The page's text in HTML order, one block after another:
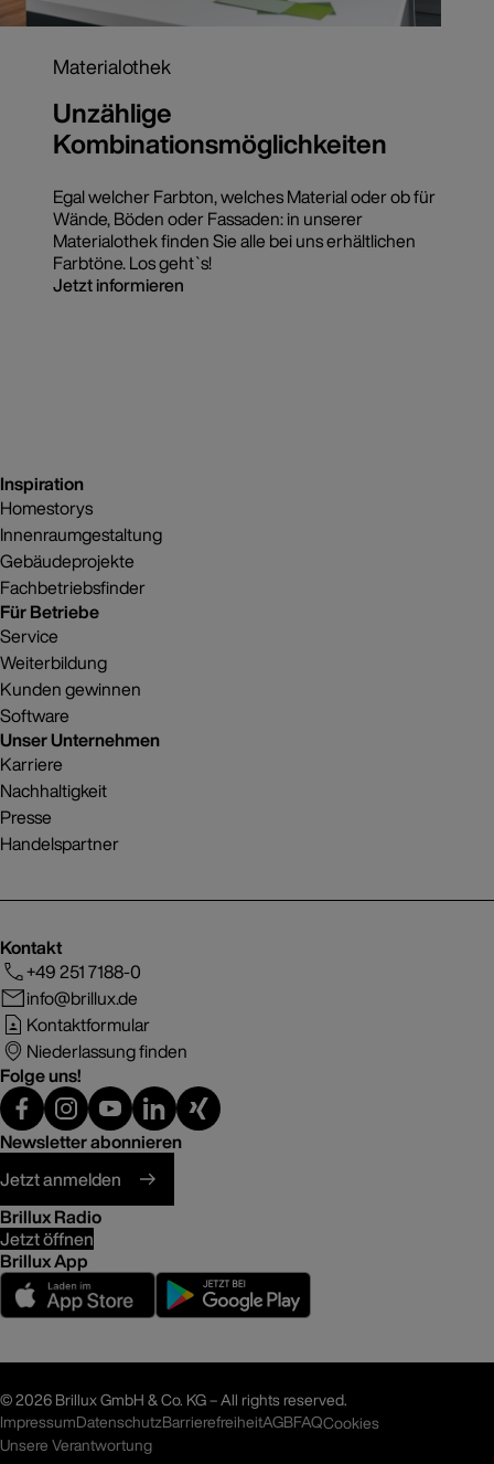
Materialothek
Unzählige
Kombinationsmöglichkeiten
Egal welcher Farbton, welches Material oder ob für
Wände, Böden oder Fassaden: in unserer
Materialothek finden Sie alle bei uns erhältlichen
Farbtöne. Los geht`s!
Jetzt informieren
Inspiration
Homestorys
Innenraumgestaltung
Gebäudeprojekte
Fachbetriebsfinder
Für Betriebe
Service
Weiterbildung
Kunden gewinnen
Software
Unser Unternehmen
Karriere
Nachhaltigkeit
Presse
Handelspartner
Kontakt
+49 251 7188-0
info@brillux.de
Kontaktformular
Niederlassung finden
Folge uns!
Newsletter abonnieren
Jetzt anmelden
Brillux Radio
Jetzt öffnen
Brillux App
©2026 Brillux GmbH & Co. KG – All rights reserved.
ImpressumDatenschutzBarrierefreiheitAGBFAQCookies
Unsere Verantwortung